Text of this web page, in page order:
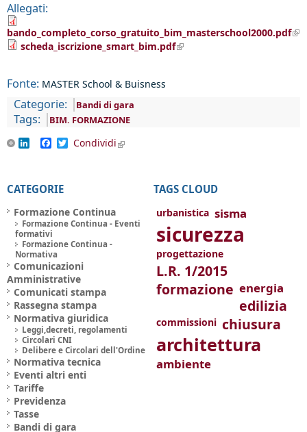
Allegati:
bando_completo_corso_gratuito_bim_masterschool2000.pdf
scheda_iscrizione_smart_bim.pdf(link is external)
Fonte: MASTER School & Buisness
Categorie: Bandi di gara
Tags: BIM. FORMAZIONE
LinkedInFacebook
Twitter
Condividi(link is external)
CATEGORIE
Formazione Continua
Formazione Continua - Eventi
formativi
Formazione Continua -
Normativa
Comunicazioni
Amministrative
Comunicati stampa
Rassegna stampa
Normativa giuridica
Leggi,decreti, regolamenti
Circolari CNI
Delibere e Circolari dell'Ordine
Normativa tecnica
Eventi altri enti
Tariffe
Previdenza
Tasse
Bandi di gara
TAGS CLOUD
urbanistica sisma
sicurezza
progettazione
L.R. 1/2015
formazione energia
edilizia
commissioni chiusura
architettura
ambiente